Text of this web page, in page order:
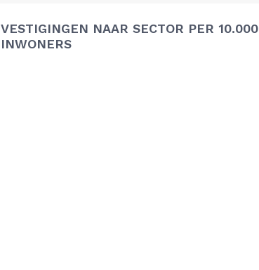
VESTIGINGEN NAAR SECTOR PER 10.000
INWONERS